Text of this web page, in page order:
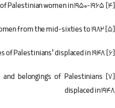
[4]
The political role of Palestinian women in 1950-1965
[5]
[6]
[7]
belongings of Palestinians
displaced in 1948